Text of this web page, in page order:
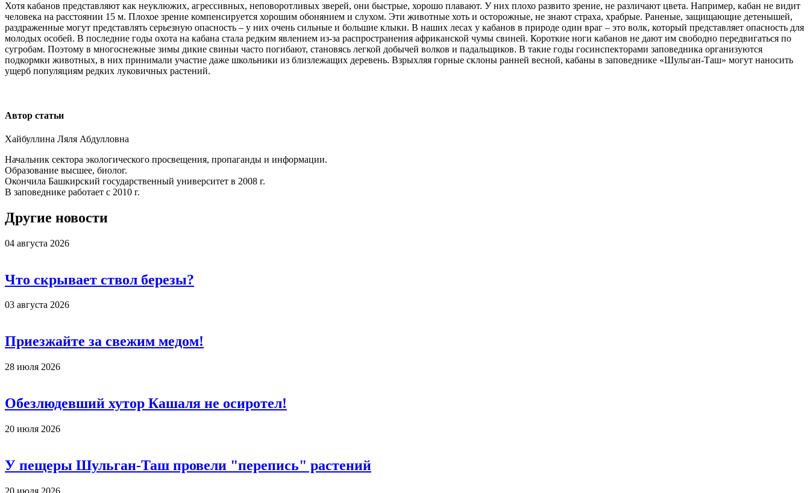
Хотя кабанов представляют как неуклюжих, агрессивных, неповоротливых зверей, они быстрые, хорошо плавают. У них плохо развито зрение, не различают цвета. Например, кабан не видит
человека на расстоянии 15 м. Плохое зрение компенсируется хорошим обонянием и слухом. Эти животные хоть и осторожные, не знают страха, храбрые. Раненые, защищающие детенышей,
раздраженные могут представлять серьезную опасность – у них очень сильные и большие клыки. В наших лесах у кабанов в природе один враг – это волк, который представляет опасность для
молодых особей. В последние годы охота на кабана стала редким явлением из-за распространения африканской чумы свиней. Короткие ноги кабанов не дают им свободно передвигаться по
сугробам. Поэтому в многоснежные зимы дикие свиньи часто погибают, становясь легкой добычей волков и падальщиков. В такие годы госинспекторами заповедника организуются
подкормки животных, в них принимали участие даже школьники из близлежащих деревень. Взрыхляя горные склоны ранней весной, кабаны в заповеднике «Шульган-Таш» могут наносить
ущерб популяциям редких луковичных растений.
Автор статьи
Хайбуллина Ляля Абдулловна
Начальник сектора экологического просвещения, пропаганды и информации.
Образование высшее, биолог.
Окончила Башкирский государственный университет в 2008 г.
В заповеднике работает с 2010 г.
Другие новости
04 августа 2026
Что скрывает ствол березы?
03 августа 2026
Приезжайте за свежим медом!
28 июля 2026
Обезлюдевший хутор Кашаля не осиротел!
20 июля 2026
У пещеры Шульган-Таш провели "перепись" растений
20 июля 2026